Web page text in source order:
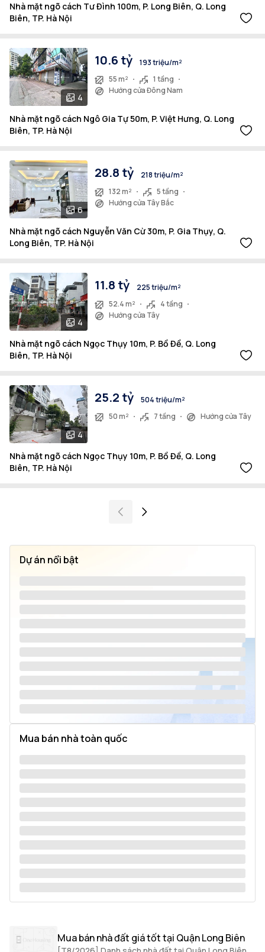
Nhà mặt ngõ cách Tư Đình 100m, P. Long Biên, Q. Long
Biên, TP. Hà Nội
4
10.6 tỷ
193 triệu/m²
55 m²
1 tầng
Hướng cửa Đông Nam
Nhà mặt ngõ cách Ngô Gia Tự 50m, P. Việt Hưng, Q. Long
Biên, TP. Hà Nội
6
28.8 tỷ
218 triệu/m²
132 m²
5 tầng
Hướng cửa Tây Bắc
Nhà mặt ngõ cách Nguyễn Văn Cừ 30m, P. Gia Thụy, Q.
Long Biên, TP. Hà Nội
4
11.8 tỷ
225 triệu/m²
52.4 m²
4 tầng
Hướng cửa Tây
Nhà mặt ngõ cách Ngọc Thụy 10m, P. Bồ Đề, Q. Long
Biên, TP. Hà Nội
4
25.2 tỷ
504 triệu/m²
50 m²
7 tầng Hướng cửa Tây
Nhà mặt ngõ cách Ngọc Thụy 10m, P. Bồ Đề, Q. Long
Biên, TP. Hà Nội
Dự án nổi bật
Mua bán nhà toàn quốc
Mua bán nhà đất giá tốt tại Quận Long Biên